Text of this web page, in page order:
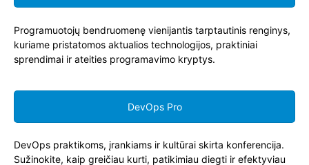
Programuotojų bendruomenę vienijantis tarptautinis renginys,
kuriame pristatomos aktualios technologijos, praktiniai
sprendimai ir ateities programavimo kryptys.
DevOps Pro
DevOps praktikoms, įrankiams ir kultūrai skirta konferencija.
Sužinokite, kaip greičiau kurti, patikimiau diegti ir efektyviau